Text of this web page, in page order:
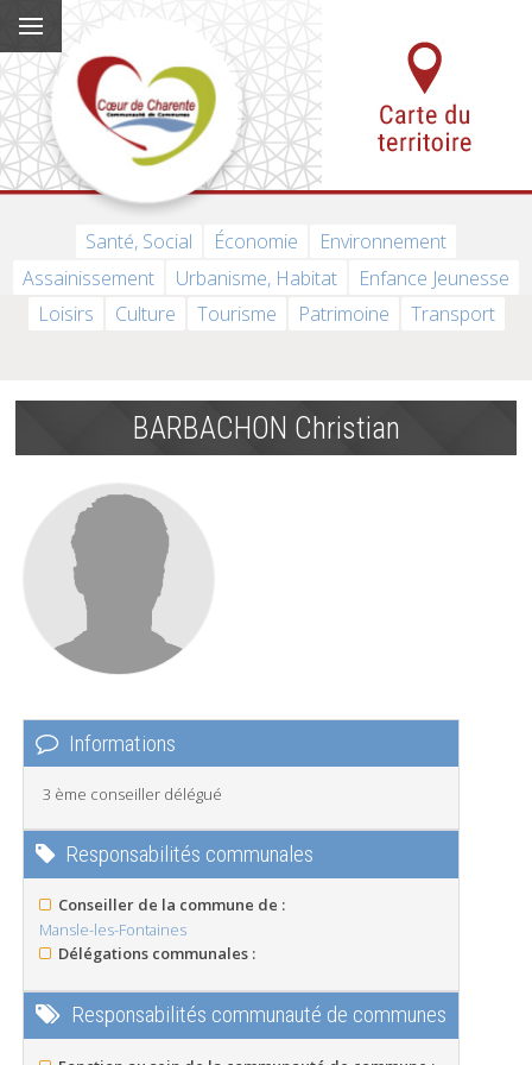
Santé, Social Économie
Environnement
Assainissement
Urbanisme, Habitat
Enfance Jeunesse
Loisirs
Culture Tourisme Patrimoine Transport
BARBACHON Christian
Informations
3 ème conseiller délégué
Responsabilités communales
Conseiller de la commune de :
Mansle-les-Fontaines
Délégations communales :
Responsabilités communauté de communes